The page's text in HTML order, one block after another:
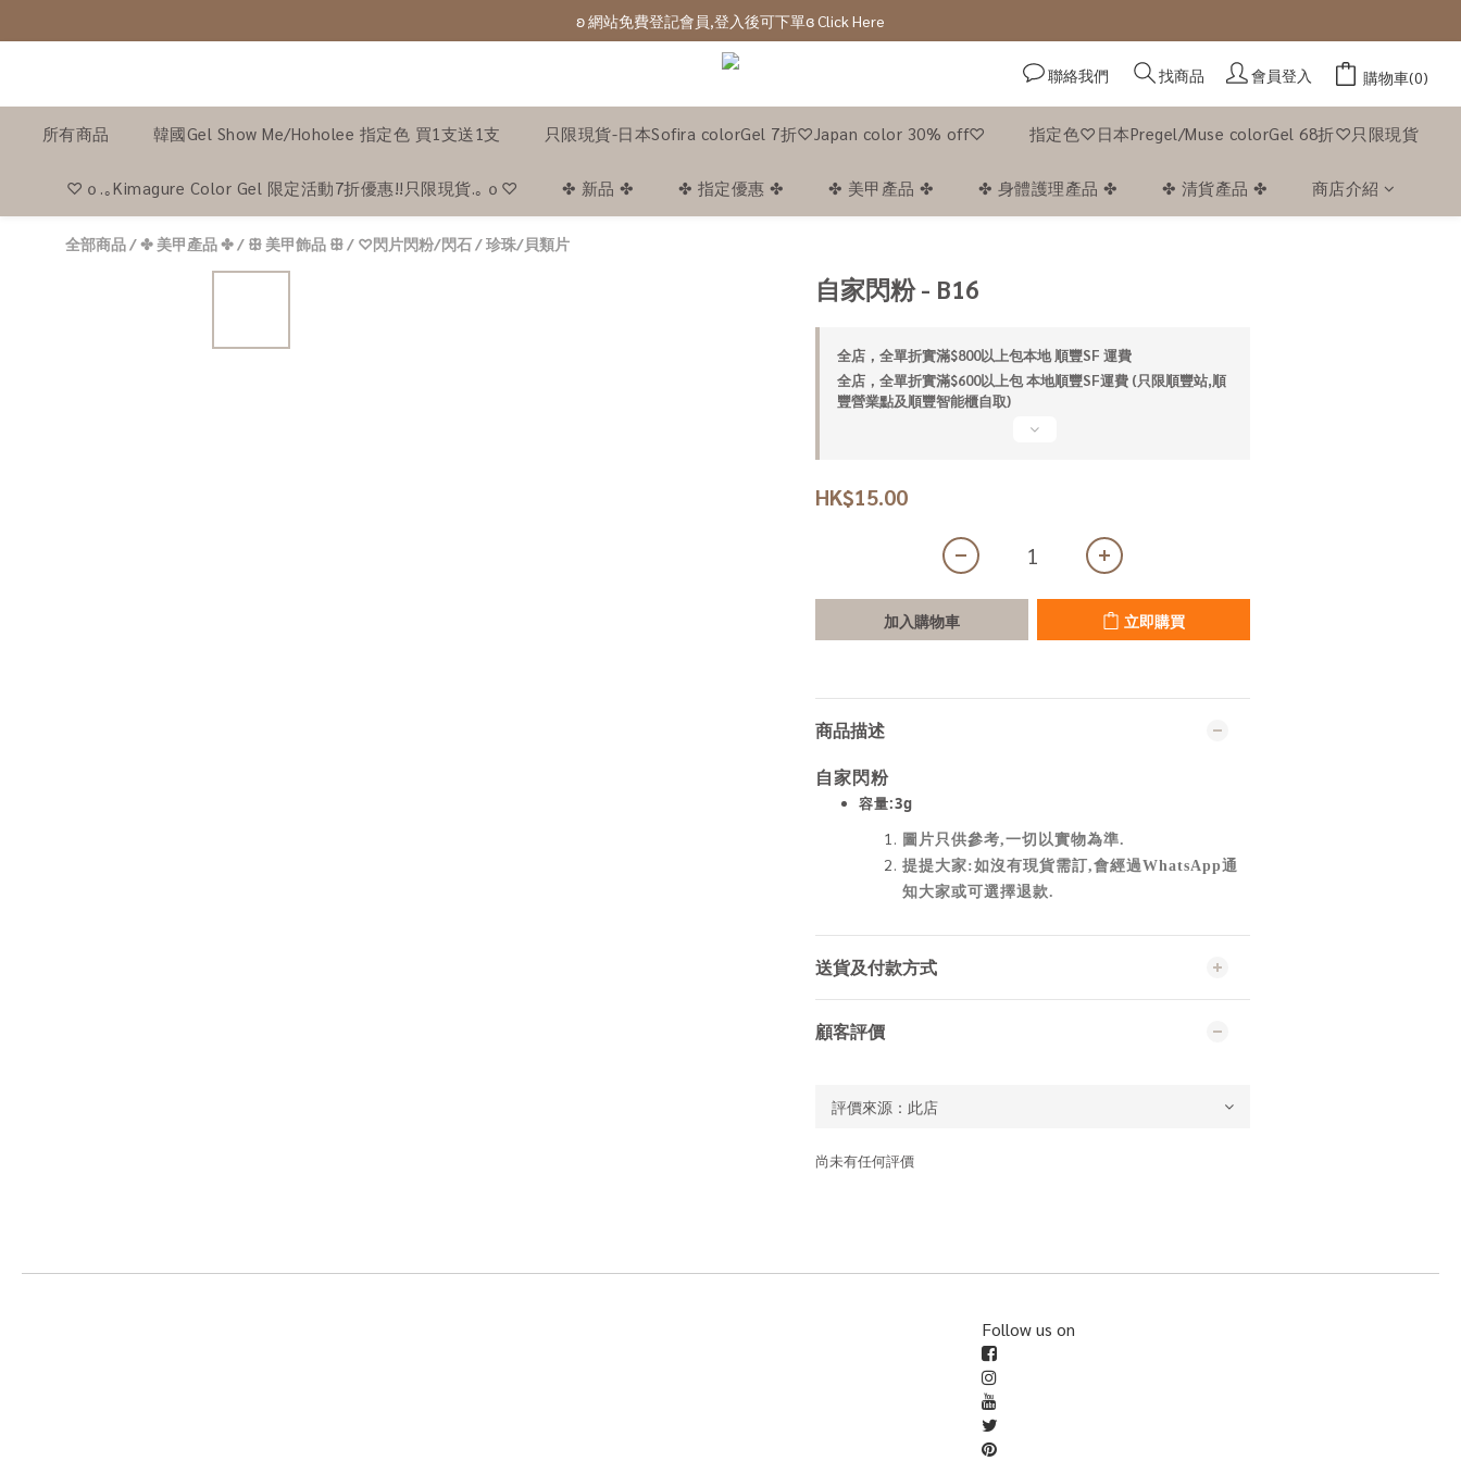
ʚ 網站免費登記會員,登入後可下單ɞ Click Here
ʚ 網站免費登記會員,登入後可下單ɞ Click Here
ʚ網站及門市購物滿$100以上會有購物金回贈ɞ
ʚ 網站免費登記會員,登入後可下單ɞ Click Here
聯絡我們 找商品 會員登入 購物車(0)
所有商品 韓國Gel Show Me/Hoholee 指定色 買1支送1支 只限現貨-日本Sofira colorGel 7折♡Japan color 30% off♡ 指定色♡日本Pregel/Muse colorGel 68折♡只限現貨
♡ｏ.｡Kimagure Color Gel 限定活動7折優惠!!只限現貨.｡ｏ♡ ✤ 新品 ✤ ✤ 指定優惠 ✤ ✤ 美甲產品 ✤ ✤ 身體護理產品 ✤ ✤ 清貨產品 ✤ 商店介紹
全部商品/✤ 美甲產品 ✤/ ꕥ 美甲飾品 ꕥ/ ♡閃片閃粉/閃石 / 珍珠/貝類片
自家閃粉 - B16
全店，全單折實滿$800以上包本地 順豐SF 運費
全店，全單折實滿$600以上包 本地順豐SF運費 (只限順豐站,順
豐營業點及順豐智能櫃自取)
HK$15.00
加入購物車 立即購買
商品描述
自家閃粉
容量:3g
圖片只供參考,一切以實物為準.
提提大家:如沒有現貨需訂,會經過WhatsApp通
知大家或可選擇退款.
送貨及付款方式
顧客評價
尚未有任何評價
Follow us on